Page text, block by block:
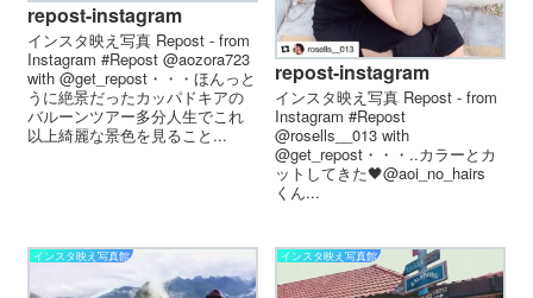
repost-instagram
インスタ映え写真 Repost - from
Instagram #Repost @aozora723
with @get_repost・・・ほんっと
うに絶景だったカッパドキアの
バルーンツアー多分人生でこれ
以上綺麗な景色を見ること...
repost-instagram
インスタ映え写真 Repost - from
Instagram #Repost
@rosells__013 with
@get_repost・・・︎︎︎..カラーとカ
ットしてきた🖤@aoi_no_hairs
くん...
インスタ映え写真館 インスタ映え写真館